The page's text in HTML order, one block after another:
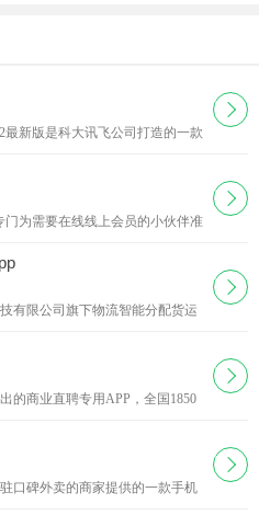
最新版是科大讯飞公司打造的一款
进行协作。
下载
门为需要在线线上会员的小伙伴准
信不少的小伙伴都会需要
下载
有限公司旗下物流智能分配货运
全可靠的货车司机的找车发货软
下载
的商业直聘专用APP，全国1850
猫官网上看到人家的详细资料。
下载
口碑外卖的商家提供的一款手机
下载